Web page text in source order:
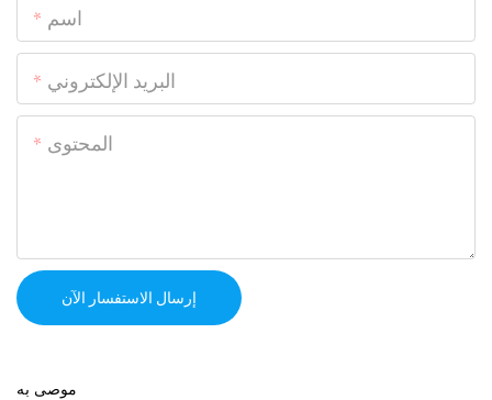
اسم
البريد الإلكتروني
المحتوى
إرسال الاستفسار الآن
موصى به